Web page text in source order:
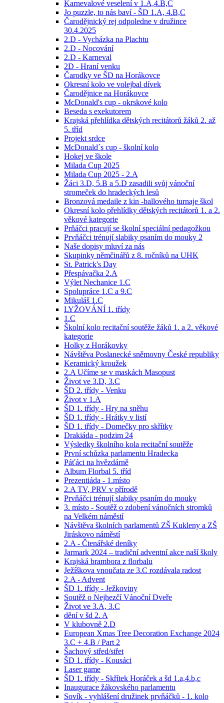
Karnevalové veselení v 1.A,4.B,C
Jo puzzle, to nás baví - ŠD 1.A, 4.B,C
Čarodějnický rej odpoledne v družince
30.4.2025
2.D - Vycházka na Plachtu
2.D - Nocování
2.D - Karneval
2D - Hraní venku
Čarodky ve ŠD na Horákovce
Okresní kolo ve volejbal dívek
Čarodějnice na Horákovce
McDonald's cup - okrskové kolo
Beseda s exekutorem
Krajská přehlídka dětských recitátorů žáků 2. až
5. tříd
Projekt srdce
McDonald´s cup - školní kolo
Hokej ve škole
Milada Cup 2025
Milada Cup 2025 - 2.A
Žáci 3.D, 5.B a 5.D zasadili svůj vánoční
stromeček do hradeckých lesů
Bronzová medaile z kin -ballového turnaje škol
Okresní kolo přehlídky dětských recitátorů 1. a 2.
věkové kategorie
Prňáčci pracují se školní speciální pedagožkou
Prvňáčci trénují slabiky psaním do mouky 2
Naše dopisy mluví za nás
Skupinky němčinářů z 8. ročníků na UHK
St. Patrick's Day
Přespávačka 2.A
Výlet Nechanice 1.C
Spolupráce 1.C a 9.C
Mikuláš 1.C
LYŽOVÁNÍ 1. třídy
1.C
Školní kolo recitační soutěže žáků 1. a 2. věkové
kategorie
Holky z Horákovky
Návštěva Poslanecké sněmovny České republiky
Keramický kroužek
2.A Učíme se v maskách Masopust
Život ve 3.D, 3.C
ŠD 2. třídy - Venku
Život v 1.A
ŠD 1. třídy - Hry na sněhu
ŠD 1. třídy - Hrátky v listí
ŠD 1. třídy - Domečky pro skřítky
Drakiáda - podzim 24
Výsledky školního kola recitační soutěže
První schůzka parlamentu Hradecka
Páťáci na hvězdárně
Album Florbal 5. tříd
Prezentiáda - 1.místo
2.A TV, PRV v přírodě
Prvňáčci trénují slabiky psaním do mouky
3. místo - Soutěž o zdobení vánočních stromků
na Velkém náměstí
Návštěva školních parlamentů ZŠ Kukleny a ZŠ
Jiráskovo náměstí
2.A - Čtenářské deníky
Jarmark 2024 – tradiční adventní akce naší školy
Krajská brambora z florbalu
Ježíškova vnoučata ze 3.C rozdávala radost
2.A - Advent
ŠD 1. třídy - Ježkoviny
Soutěž o Nejhezčí Vánoční Dveře
Život ve 3.A, 3.C
dění v šd 2. A
V klubovně 2.D
European Xmas Tree Decoration Exchange 2024
3.C + 4.B / Part 2
Šachový střed/střet
ŠD 1. třídy - Kousáci
Laser game
ŠD 1. třídy - Skřítek Horáček a šd 1.a,4.b,c
Inaugurace žákovského parlamentu
Sovík - vyhlášení družinek prvňáčků - 1. kolo